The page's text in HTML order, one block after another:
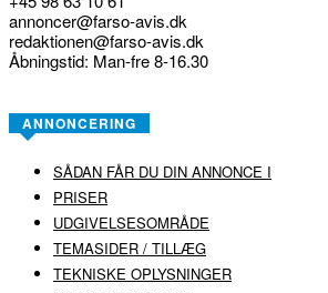
annoncer@farso-avis.dk
redaktionen@farso-avis.dk
Åbningstid: Man-fre 8-16.30
ANNONCERING
SÅDAN FÅR DU DIN ANNONCE I
PRISER
UDGIVELSESOMRÅDE
TEMASIDER / TILLÆG
TEKNISKE OPLYSNINGER